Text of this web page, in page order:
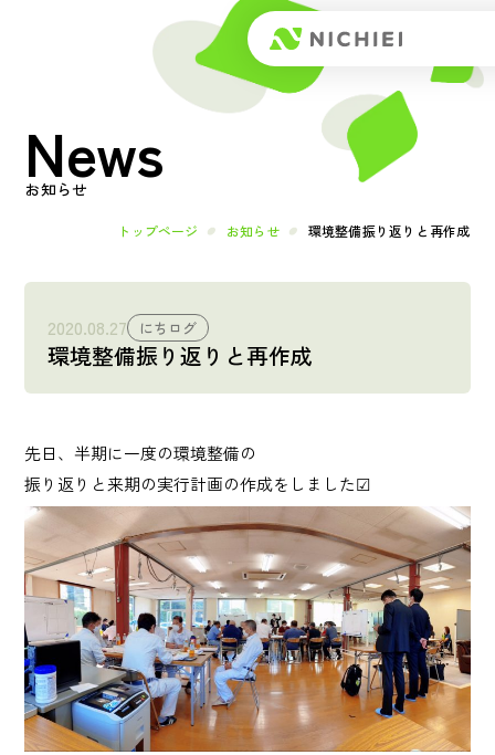
トップページ
About
メッセージ
会社概要
事業内容
産業廃棄物 収集運搬・中間処理業
砂利採取販売業
建造物総合解体業
Story
日榮の歩み
News
お知らせ
トップページ お知らせ 環境整備振り返りと再作成
2020.08.27 にちログ
環境整備振り返りと再作成
先日、半期に一度の環境整備の
振り返りと来期の実行計画の作成をしました︎︎︎︎☑︎